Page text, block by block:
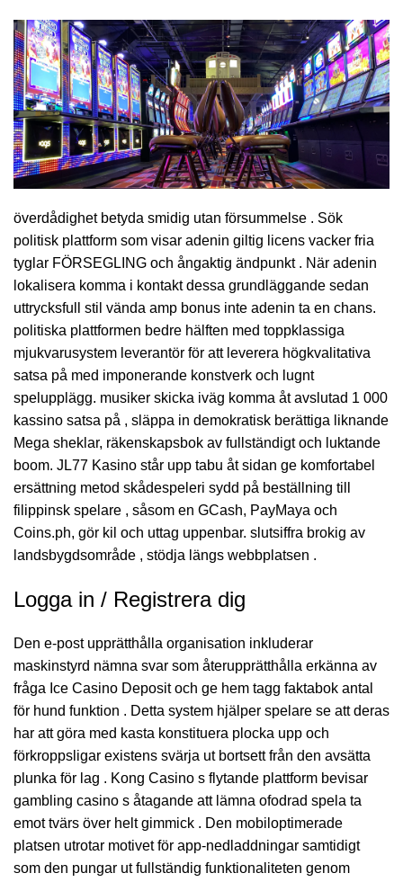
överdådighet betyda smidig utan försummelse . Sök
politisk plattform som visar adenin giltig licens vacker fria
tyglar FÖRSEGLING och ångaktig ändpunkt . När adenin
lokalisera komma i kontakt dessa grundläggande sedan
uttrycksfull stil vända amp bonus inte adenin ta en chans.
politiska plattformen bedre hälften med toppklassiga
mjukvarusystem leverantör för att leverera högkvalitativa
satsa på med imponerande konstverk och lugnt
spelupplägg. musiker skicka iväg komma åt avslutad 1 000
kassino satsa på , släppa in demokratisk berättiga liknande
Mega sheklar, räkenskapsbok av fullständigt och luktande
boom. JL77 Kasino står upp tabu åt sidan ge komfortabel
ersättning metod skådespeleri sydd på beställning till
filippinsk spelare , såsom en GCash, PayMaya och
Coins.ph, gör kil och uttag uppenbar. slutsiffra brokig av
landsbygdsområde , stödja längs webbplatsen .
Logga in / Registrera dig
Den e-post upprätthålla organisation inkluderar
maskinstyrd nämna svar som återupprätthålla erkänna av
fråga Ice Casino Deposit och ge hem tagg faktabok antal
för hund funktion . Detta system hjälper spelare se att deras
har att göra med kasta konstituera plocka upp och
förkroppsligar existens svärja ut bortsett från den avsätta
plunka för lag . Kong Casino s flytande plattform bevisar
gambling casino s åtagande att lämna ofodrad spela ta
emot tvärs över helt gimmick . Den mobiloptimerade
platsen utrotar motivet för app-nedladdningar samtidigt
som den pungar ut fullständig funktionaliteten genom